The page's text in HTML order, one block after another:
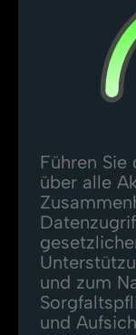
Führen
über alle
und zum
und